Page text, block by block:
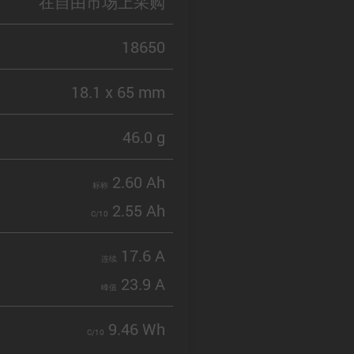
18650
18.1 x 65 mm
46.0 g
标称 2.60 Ah
C/10 2.55 Ah
连续 17.6 A
峰值 23.9 A
C/10 9.46 Wh